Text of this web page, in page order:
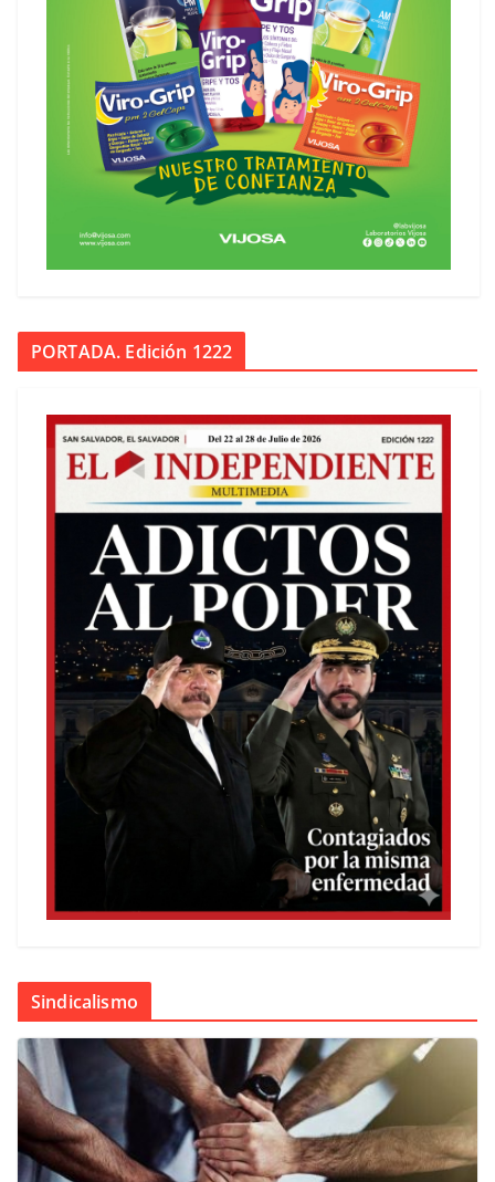
PORTADA. Edición 1222
Sindicalismo